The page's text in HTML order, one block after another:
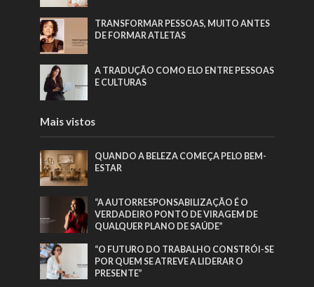
TRANSFORMAR PESSOAS, MUITO ANTES
DE FORMAR ATLETAS
A TRADUÇÃO COMO ELO ENTRE PESSOAS
E CULTURAS
Mais vistos
QUANDO A BELEZA COMEÇA PELO BEM-
ESTAR
“A AUTORRESPONSABILIZAÇÃO É O
VERDADEIRO PONTO DE VIRAGEM DE
QUALQUER PLANO DE SAÚDE”
“O FUTURO DO TRABALHO CONSTRÓI-SE
POR QUEM SE ATREVE A LIDERAR O
PRESENTE”